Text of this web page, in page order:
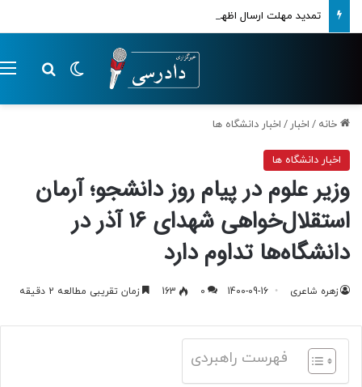
تمدید مهلت ارسال اظهارنامه‌های مالیاتی تا پایان تابستان 1405
تغییر پوسته
خانه / اخبار / اخبار دانشگاه ها
اخبار دانشگاه ها
وزیر علوم در پیام روز دانشجو؛ آرمان
استقلال‌خواهی شهدای ۱۶ آذر در
دانشگاه‌ها تداوم دارد
زهره شاعری 1400-09-16
0
163 زمان تقریبی مطالعه 2 دقیقه
فهرست راهبردی